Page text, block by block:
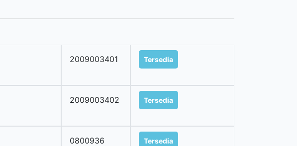
2009003401 Tersedia
2009003402 Tersedia
0800936 Tersedia